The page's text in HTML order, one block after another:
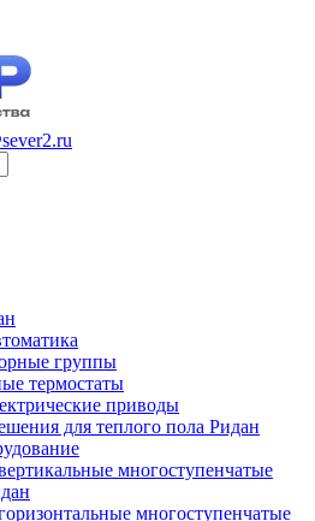
группы
термостаты
приводы
для теплого пола Ридан
многоступенчатые
многоступенчатые